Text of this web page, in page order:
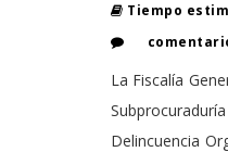
Tiempo
La Fiscalía
Delincuencia